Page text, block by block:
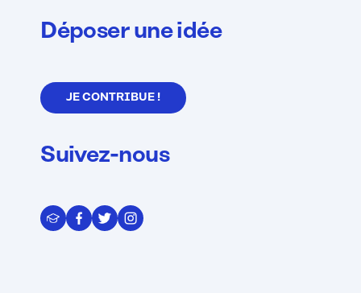
Déposer une idée
JE CONTRIBUE !
Suivez-nous